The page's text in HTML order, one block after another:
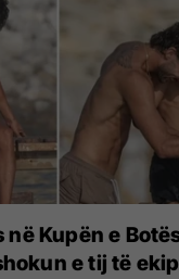
në Kupën e
e tij të